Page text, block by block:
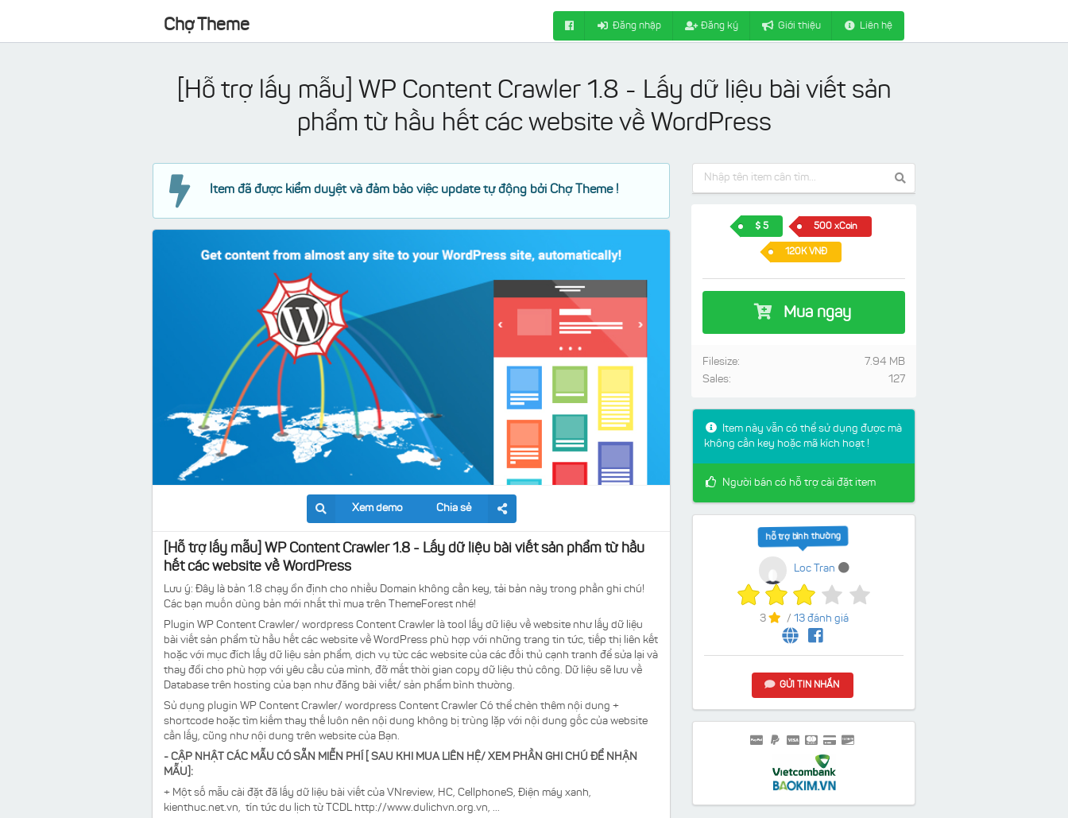
Chợ Theme Đăng nhập Đăng ký Giới thiệu Liên hệ
[Hỗ trợ lấy mẫu] WP Content Crawler 1.8 - Lấy dữ liệu bài viết sản
phẩm từ hầu hết các website về WordPress
Item đã được kiểm duyệt và đảm bảo việc update tự động bởi Chợ Theme !
Xem demo Chia sẻ
[Hỗ trợ lấy mẫu] WP Content Crawler 1.8 - Lấy dữ liệu bài viết sản phẩm từ hầu
hết các website về WordPress
Lưu ý: Đây là bản 1.8 chạy ổn định cho nhiều Domain không cần key, tải bản này trong phần ghi chú!
Các bạn muốn dùng bản mới nhất thì mua trên ThemeForest nhé!
Plugin WP Content Crawler/ wordpress Content Crawler là tool lấy dữ liệu về website như lấy dữ liệu
bài viết sản phẩm từ hầu hết các website về WordPress phù hợp với những trang tin tức, tiếp thị liên kết
hoặc với mục đích lấy dữ liệu sản phẩm, dịch vụ từc các website của các đối thủ cạnh tranh để sửa lại và
thay đổi cho phù hợp với yêu cầu của mình, đỡ mất thời gian copy dữ liệu thủ công. Dữ liệu sẽ lưu về
Database trên hosting của bạn như đăng bài viết/ sản phẩm bình thường.
Sủ dụng plugin WP Content Crawler/ wordpress Content Crawler Có thể chèn thêm nội dung +
shortcode hoặc tìm kiếm thay thế luôn nên nội dung không bị trùng lặp với nội dung gốc của website
cần lấy, cũng như nội dung trên website của Bạn.
- CẬP NHẬT CÁC MẪU CÓ SẴN MIỄN PHÍ [ SAU KHI MUA LIÊN HỆ/ XEM PHẦN GHI CHÚ ĐỂ NHẬN
MẪU]:
+ Một số mẫu cài đặt đã lấy dữ liệu bài viết của VNreview, HC, CellphoneS, Điện máy xanh,
kienthuc.net.vn, tín tức du lịch từ TCDL http://www.dulichvn.org.vn, ...
5 500 xCoin
120K VNĐ
Mua ngay
7.94 MB
Filesize:
127
Sales:
Item này vẫn có thể sử dụng được mà
không cần key hoặc mã kích hoạt !
Người bán có hỗ trợ cài đặt item
hỗ trợ bình thường
Loc Tran
3 / 13 đánh giá
GỬI TIN NHẮN